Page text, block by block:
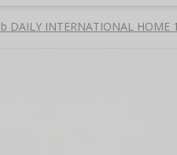
DAILY INTERNATIONAL HOME